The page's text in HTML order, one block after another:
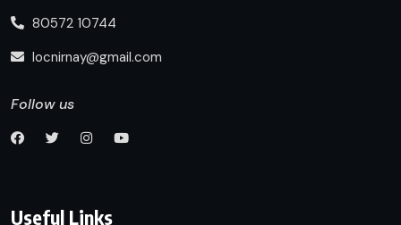
80572 10744
locnirnay@gmail.com
Follow us
Useful Links